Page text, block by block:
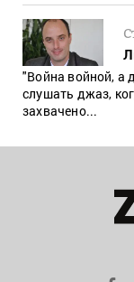
"Война войной, а
слушать джаз,
захвачено...